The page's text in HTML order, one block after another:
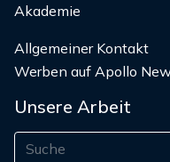
Akademie
Allgemeiner Kontakt
Werben auf Apollo
Unsere Arbeit